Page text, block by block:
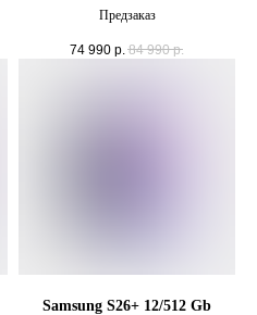
Предзаказ
74 990 р. 84 990 р.
Samsung S26+ 12/512 Gb